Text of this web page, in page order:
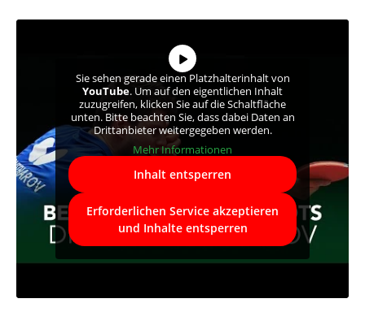
Sie sehen gerade einen Platzhalterinhalt von
YouTube. Um auf den eigentlichen Inhalt
zuzugreifen, klicken Sie auf die Schaltfläche
unten. Bitte beachten Sie, dass dabei Daten an
Drittanbieter weitergegeben werden.
Mehr Informationen
Inhalt entsperren
Erforderlichen Service akzeptieren
und Inhalte entsperren